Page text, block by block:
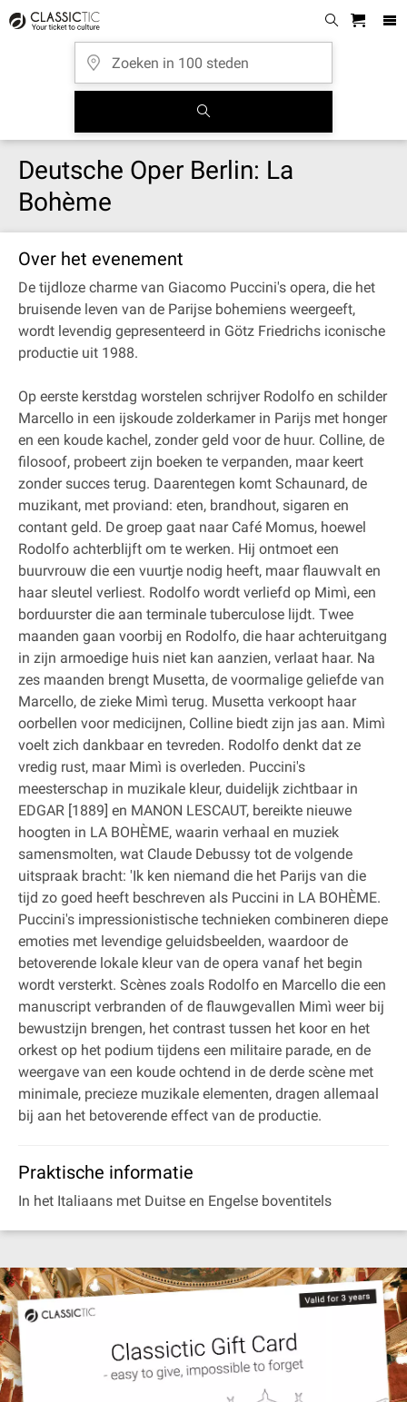
Deutsche Oper Berlin: La
Bohème
Over het evenement
De tijdloze charme van Giacomo Puccini's opera, die het
bruisende leven van de Parijse bohemiens weergeeft,
wordt levendig gepresenteerd in Götz Friedrichs iconische
productie uit 1988.
Op eerste kerstdag worstelen schrijver Rodolfo en schilder
Marcello in een ijskoude zolderkamer in Parijs met honger
en een koude kachel, zonder geld voor de huur. Colline, de
filosoof, probeert zijn boeken te verpanden, maar keert
zonder succes terug. Daarentegen komt Schaunard, de
muzikant, met proviand: eten, brandhout, sigaren en
contant geld. De groep gaat naar Café Momus, hoewel
Rodolfo achterblijft om te werken. Hij ontmoet een
buurvrouw die een vuurtje nodig heeft, maar flauwvalt en
haar sleutel verliest. Rodolfo wordt verliefd op Mimì, een
borduurster die aan terminale tuberculose lijdt. Twee
maanden gaan voorbij en Rodolfo, die haar achteruitgang
in zijn armoedige huis niet kan aanzien, verlaat haar. Na
zes maanden brengt Musetta, de voormalige geliefde van
Marcello, de zieke Mimì terug. Musetta verkoopt haar
oorbellen voor medicijnen, Colline biedt zijn jas aan. Mimì
voelt zich dankbaar en tevreden. Rodolfo denkt dat ze
vredig rust, maar Mimì is overleden. Puccini's
meesterschap in muzikale kleur, duidelijk zichtbaar in
EDGAR [1889] en MANON LESCAUT, bereikte nieuwe
hoogten in LA BOHÈME, waarin verhaal en muziek
samensmolten, wat Claude Debussy tot de volgende
uitspraak bracht: 'Ik ken niemand die het Parijs van die
tijd zo goed heeft beschreven als Puccini in LA BOHÈME.
Puccini's impressionistische technieken combineren diepe
emoties met levendige geluidsbeelden, waardoor de
betoverende lokale kleur van de opera vanaf het begin
wordt versterkt. Scènes zoals Rodolfo en Marcello die een
manuscript verbranden of de flauwgevallen Mimì weer bij
bewustzijn brengen, het contrast tussen het koor en het
orkest op het podium tijdens een militaire parade, en de
weergave van een koude ochtend in de derde scène met
minimale, precieze muzikale elementen, dragen allemaal
bij aan het betoverende effect van de productie.
Praktische informatie
In het Italiaans met Duitse en Engelse boventitels